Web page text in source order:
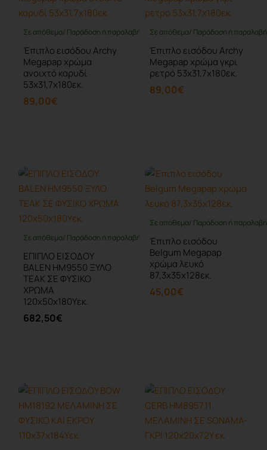
Σε απόθεμα/ Παράδοση ή παραλαβή έως 10 ημέρες
Έπιπλο εισόδου Archy
Megapap χρώμα
ανοιχτό καρυδί
53x31,7x180εκ.
89,00€
Σε απόθεμα/ Παράδοση ή
Έπιπλο εισόδου Archy
Megapap χρώμα γκρι
ρετρό 53x31,7x180εκ.
89,00€
Σε απόθεμα/ Παράδοση ή παραλαβή έως 10 ημέρες
ΕΠΙΠΛΟ ΕΙΣΟΔΟΥ
BALEN HM9550 ΞΥΛΟ
ΤΕΑΚ ΣΕ ΦΥΣΙΚΟ
ΧΡΩΜΑ
120x50x180Yεκ.
682,50€
Σε απόθεμα/ Παράδοση ή
Έπιπλο εισόδου
Belgum Megapap
χρώμα λευκό
87,3x35x128εκ.
45,00€